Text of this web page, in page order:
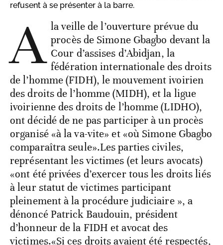
refusent à se présenter à la barre.
A la veille de l’ouverture prévue du
procès de Simone Gbagbo devant la
Cour d’assises d’Abidjan, la
fédération internationale des droits
de l’homme (FIDH), le mouvement ivoirien
des droits de l’homme (MIDH), et la ligue
ivoirienne des droits de l’homme (LIDHO),
ont décidé de ne pas participer à un procès
organisé «à la va-vite» et «où Simone Gbagbo
comparaîtra seule».Les parties civiles,
représentant les victimes (et leurs avocats)
«ont été privées d’exercer tous les droits liés
à leur statut de victimes participant
pleinement à la procédure judiciaire », a
dénoncé Patrick Baudouin, président
d’honneur de la FIDH et avocat des
victimes.«Si ces droits avaient été respectés,